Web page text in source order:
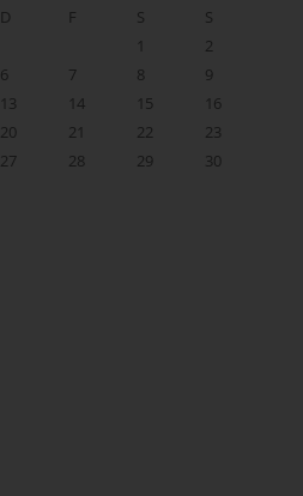
D F S
S
1
2
6 7 8
9
13 14 15
16
20 21 22
23
27 28 29
30